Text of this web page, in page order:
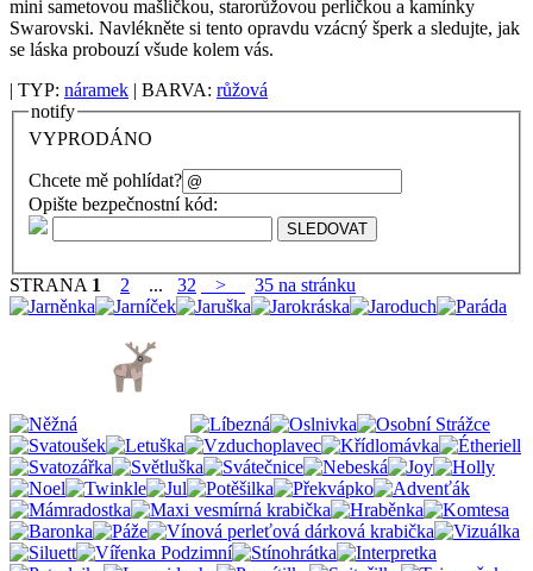
mini sametovou mašličkou, starorůžovou perličkou a kamínky
Swarovski. Navlékněte si tento opravdu vzácný šperk a sledujte, jak
se láska probouzí všude kolem vás.
| TYP: náramek | BARVA: růžová
notify
VYPRODÁNO
Chcete mě pohlídat?
Opište bezpečnostní kód:
STRANA 1 2 ... 32 > 35 na stránku